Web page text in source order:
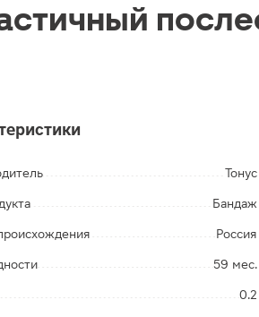
Тонус
Бандаж
Россия
59 мес.
0.2